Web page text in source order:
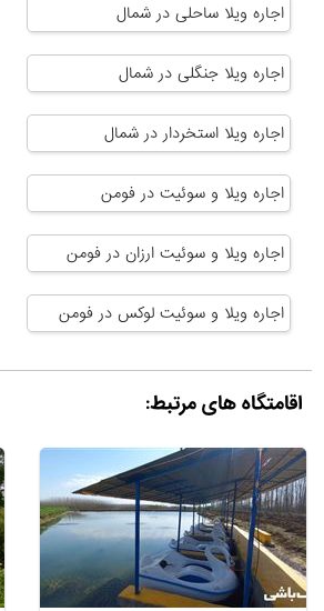
اجاره ویلا ساحلی در شمال
اجاره ویلا جنگلی در شمال
اجاره ویلا استخردار در شمال
اجاره ویلا و سوئیت در فومن
اجاره ویلا و سوئیت ارزان در فومن
اجاره ویلا و سوئیت لوکس در فومن
اقامتگاه های مرتبط: